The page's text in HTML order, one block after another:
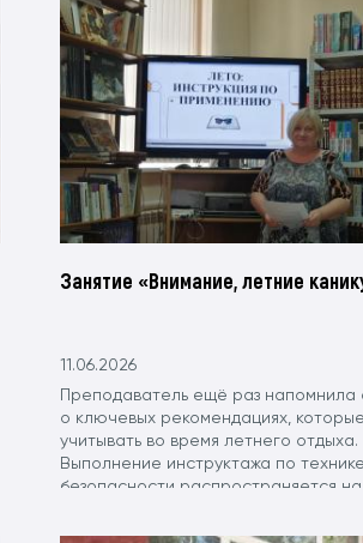
Занятие «Внимание, летние
11.06.2026
Преподаватель ещё раз напомнила
о ключевых рекомендациях,
учитывать во время летнего отдыха.
Выполнение инструктажа по технике
безопасности распространяется